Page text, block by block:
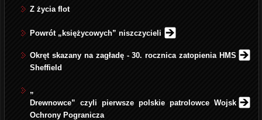
Z życia flot
Powrót „księżycowych” niszczycieli
Okręt skazany na zagładę - 30. rocznica zatopienia HMS
Sheffield
„
Drewnowce” czyli pierwsze polskie patrolowce Wojsk
Ochrony Pogranicza